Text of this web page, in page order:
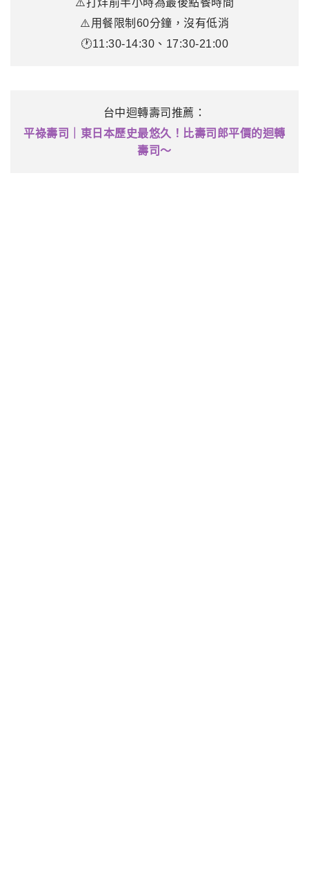
⚠️打烊前半小時為最後點餐時間
⚠️用餐限制60分鐘，沒有低消
🕐11:30-14:30、17:30-21:00
台中迴轉壽司推薦：
平祿壽司｜東日本歷史最悠久！比壽司郎平價的迴轉
壽司～